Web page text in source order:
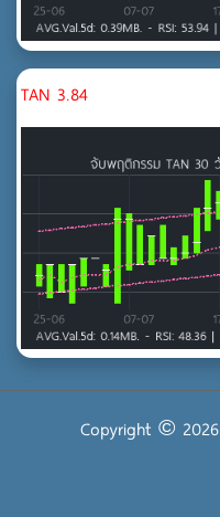
TAN 3.84
Copyright © 2026